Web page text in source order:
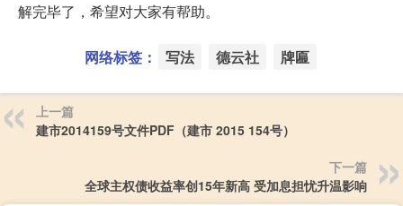
解完毕了，希望对大家有帮助。
网络标签： 写法 德云社 牌匾
上一篇
建市2014159号文件PDF（建市 2015 154号）
下一篇
全球主权债收益率创15年新高 受加息担忧升温影响